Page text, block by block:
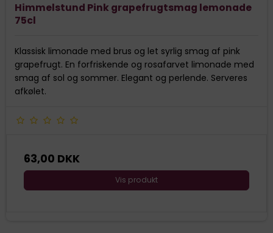
Himmelstund Pink grapefrugtsmag lemonade
75cl
Klassisk limonade med brus og let syrlig smag af pink
grapefrugt. En forfriskende og rosafarvet limonade med
smag af sol og sommer. Elegant og perlende. Serveres
afkølet.
63,00 DKK
Vis produkt